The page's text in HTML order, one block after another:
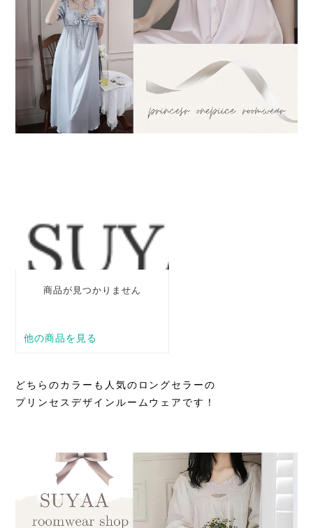
どちらのカラーも人気のロングセラーの
プリンセスデザインルームウェアです！